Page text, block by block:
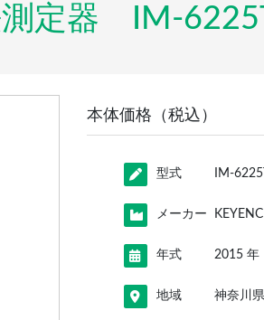
測定器 IM-
本体価格（税込）
型式 IM-
メーカー
年式 2015 年
地域 神奈川